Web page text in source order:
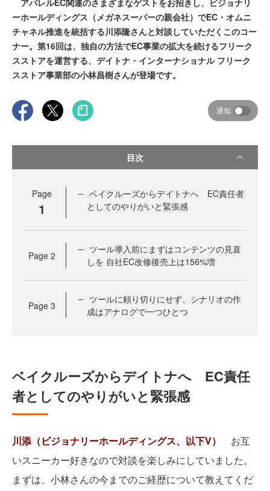
アパレルEC関連のさまざまなゲストをお招きし、ビジョナリ
ーホールディングス（メガネスーパーの親会社）でEC・オムニ
チャネル推進を統括する川添隆さんと対談していただくこのコー
ナー。第16回は、独自の方法でEC事業の拡大を続けるフリーク
スストアを運営する、デイトナ・インターナショナル フリーク
スストア事業部の小林昌樹さんが登場です。
通知
目次
Page
1
ベイクルーズからデイトナへ EC責任者
としてのやりがいと緊張感
Page 2
ツール導入前にまずはコンテンツの見直
しを 自社EC改修後売上は156%増
Page 3
ツールに頼り切りにせず、シナリオの作
成はアナログで一つひとつ
ベイクルーズからデイトナへ EC責任
者としてのやりがいと緊張感
川添（ビジョナリーホールディングス、以下V）
お互
いスニーカー好きなので対談を楽しみにしていました。
まずは、小林さんの今までのご経歴について教えてくだ